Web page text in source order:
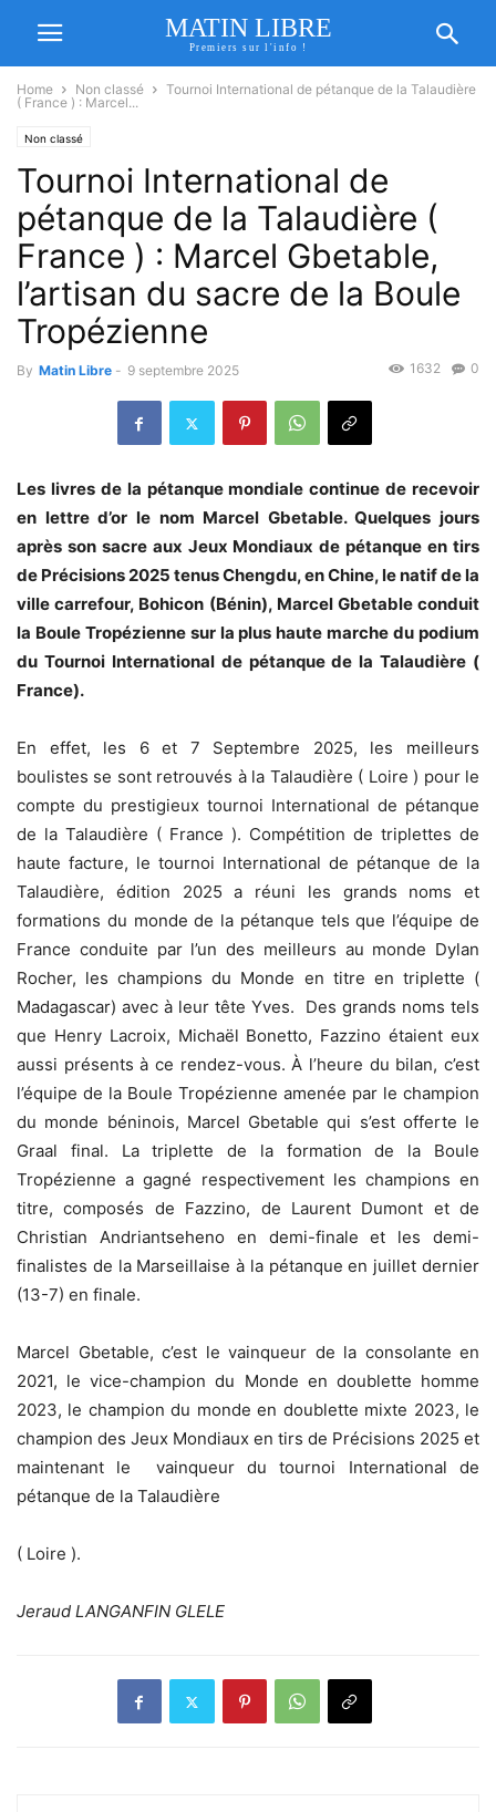
MATIN LIBRE
Premiers sur l'info !
Home Non classé
Tournoi International de pétanque de la Talaudière
( France ) : Marcel...
Non classé
Tournoi International de
pétanque de la Talaudière (
France ) : Marcel Gbetable,
l’artisan du sacre de la Boule
Tropézienne
By Matin Libre - 9 septembre 2025 0
1632
Les livres de la pétanque mondiale continue de recevoir
en lettre d’or le nom Marcel Gbetable. Quelques jours
après son sacre aux Jeux Mondiaux de pétanque en tirs
de Précisions 2025 tenus Chengdu, en Chine, le natif de la
ville carrefour, Bohicon (Bénin), Marcel Gbetable conduit
la Boule Tropézienne sur la plus haute marche du podium
du Tournoi International de pétanque de la Talaudière (
France).
En effet, les 6 et 7 Septembre 2025, les meilleurs
boulistes se sont retrouvés à la Talaudière ( Loire ) pour le
compte du prestigieux tournoi International de pétanque
de la Talaudière ( France ). Compétition de triplettes de
haute facture, le tournoi International de pétanque de la
Talaudière, édition 2025 a réuni les grands noms et
formations du monde de la pétanque tels que l’équipe de
France conduite par l’un des meilleurs au monde Dylan
Rocher, les champions du Monde en titre en triplette (
Madagascar) avec à leur tête Yves. Des grands noms tels
que Henry Lacroix, Michaël Bonetto, Fazzino étaient eux
aussi présents à ce rendez-vous. À l’heure du bilan, c’est
l’équipe de la Boule Tropézienne amenée par le champion
du monde béninois, Marcel Gbetable qui s’est offerte le
Graal final. La triplette de la formation de la Boule
Tropézienne a gagné respectivement les champions en
titre, composés de Fazzino, de Laurent Dumont et de
Christian Andriantseheno en demi-finale et les demi-
finalistes de la Marseillaise à la pétanque en juillet dernier
(13-7) en finale.
Marcel Gbetable, c’est le vainqueur de la consolante en
2021, le vice-champion du Monde en doublette homme
2023, le champion du monde en doublette mixte 2023, le
champion des Jeux Mondiaux en tirs de Précisions 2025 et
maintenant le vainqueur du tournoi International de
pétanque de la Talaudière
( Loire ).
Jeraud LANGANFIN GLELE